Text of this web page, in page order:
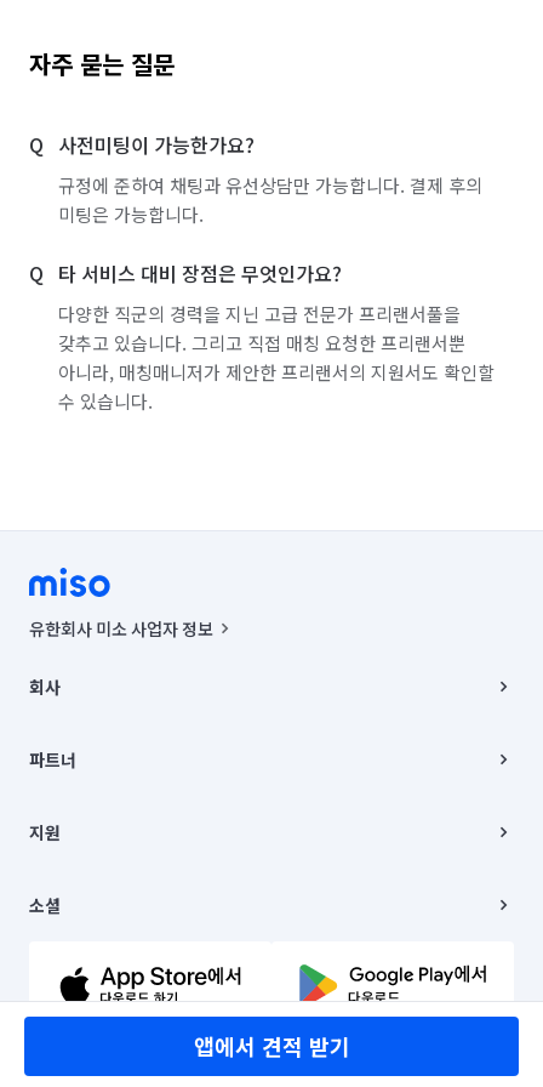
자주 묻는 질문
사전미팅이 가능한가요?
규정에 준하여 채팅과 유선상담만 가능합니다. 결제 후의
미팅은 가능합니다.
타 서비스 대비 장점은 무엇인가요?
다양한 직군의 경력을 지닌 고급 전문가 프리랜서풀을
갖추고 있습니다. 그리고 직접 매칭 요청한 프리랜서뿐
아니라, 매칭매니저가 제안한 프리랜서의 지원서도 확인할
수 있습니다.
앱에서 견적 받기
유한회사 미소 사업자 정보
00019 |
주소 | 본사: 서울특별시 종로구 율곡로 6(중학동, 트윈트리빌딩) B동 5층
컨택센터 : 서울특별시 종로구 수송동 율곡로 24, 7층, 8층 미소
상품, 상품정보, 거래에 관한 의무와 책임은 거래당사자에게 있습니다.
언론 보도 관련 문의:
© 유한회사 미소. Miso, Inc. All Rights Reserved.
회사
채용
파트너
이사
지원
이용약관
문의하기
소셜
유튜브